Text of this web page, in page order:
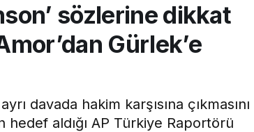
sözlerine dikkat
Gürlek’e
davada hakim karşısına çıkmasını
aldığı AP Türkiye Raportörü